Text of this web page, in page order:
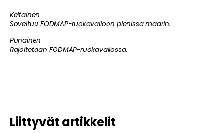
Keltainen
Soveltuu FODMAP-ruokavalioon pienissä määrin.
Punainen
Rajoitetaan FODMAP-ruokavaliossa.
Liittyvät artikkelit